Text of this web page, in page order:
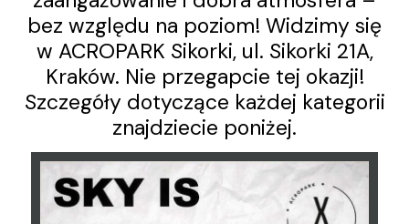
bez względu na poziom! Widzimy się
w ACROPARK Sikorki, ul. Sikorki 21A,
Kraków. Nie przegapcie tej okazji!
Szczegóły dotyczące każdej kategorii
znajdziecie poniżej.